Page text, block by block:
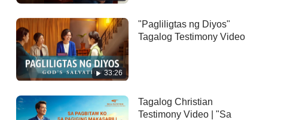
33:26
"Pagliligtas ng Diyos"
Tagalog Testimony Video
Tagalog Christian
Testimony Video | "Sa